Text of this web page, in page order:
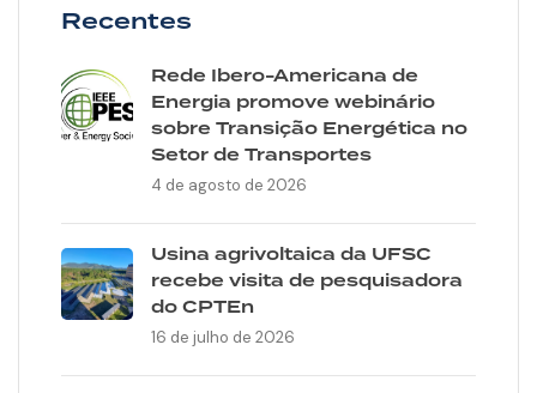
Recentes
Rede Ibero-Americana de
Energia promove webinário
sobre Transição Energética no
Setor de Transportes
4 de agosto de 2026
Usina agrivoltaica da UFSC
recebe visita de pesquisadora
do CPTEn
16 de julho de 2026